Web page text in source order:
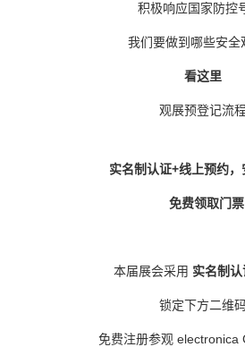
积极响应国家防控
我们要做到哪些安全
看这里
观展预登记流
实名制认证+线上预约，
免费领取门票
本届展会采用 实名制
锁定下方二维
免费注册参观electronica